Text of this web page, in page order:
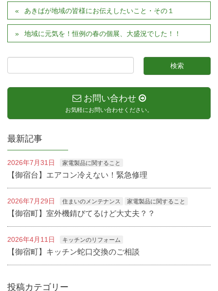
あきばが地域の皆様にお伝えしたいこと・その１
地域に元気を！恒例の春の個展、大盛況でした！！
お問い合わせ
お気軽にお問い合わせください。
最新記事
2026年7月31日 家電製品に関すること
【御宿台】エアコン冷えない！緊急修理
2026年7月29日 住まいのメンテナンス 家電製品に関すること
【御宿町】室外機錆びてるけど大丈夫？？
2026年4月11日 キッチンのリフォーム
【御宿町】キッチン蛇口交換のご相談
投稿カテゴリー